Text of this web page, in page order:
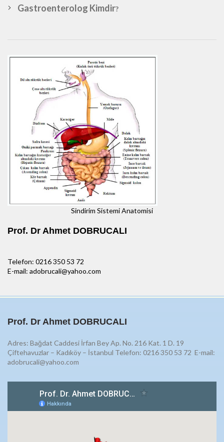
Gastroenterolog Kimdir?
Sindirim Sistemi Anatomisi
Prof. Dr Ahmet DOBRUCALI
Telefon: 0216 350 53 72
E-mail: adobrucali@yahoo.com
Prof. Dr Ahmet DOBRUCALI
Adres: Bağdat Caddesi İrfan Bey Ap. No. 216 Kat. 1 D. 19
Çiftehavuzlar – Kadıköy – İstanbul Telefon: 0216 350 53 72 E-mail:
adobrucali@yahoo.com